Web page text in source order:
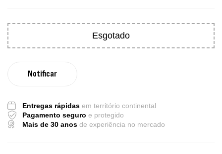
Esgotado
Entregas rápidas em território continental
Pagamento seguro e protegido
Mais de 30 anos de experiência no mercado